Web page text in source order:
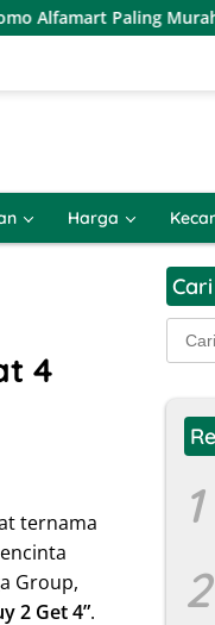
Murah Sejagat 8 – 15
Harga
4
ternama
Group,
2 Get 4”.
Cari
untuk:
1
2